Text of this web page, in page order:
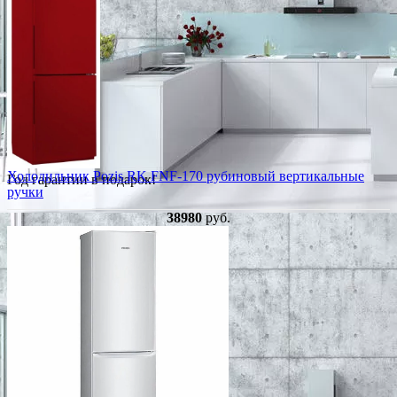
Год гарантии в подарок!
Холодильник Pozis RK FNF-170 рубиновый вертикальные
ручки
38980руб.